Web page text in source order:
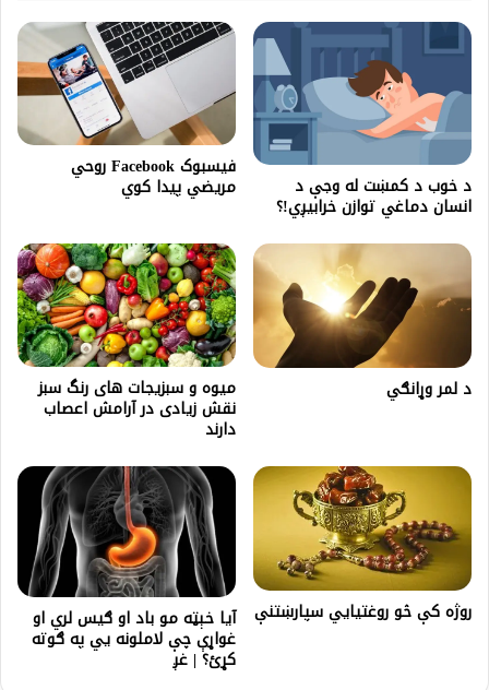
د خوب د کمښت له وجې د
انسان دماغي توازن خرابیږي!؟
فيسبوک Facebook روحي
مريضي پيدا کوي
د لمر وړانګي میوه‌ و سبزیجات های رنگ سبز
نقش زیادی در آرامش اعصاب
دارند
روژه کې څو روغتیايي سپارښتنې آیا خېټه مو باد او ګیس لري او
غواړې چې لاملونه یي په ګوته
کړئ؟ | غږ